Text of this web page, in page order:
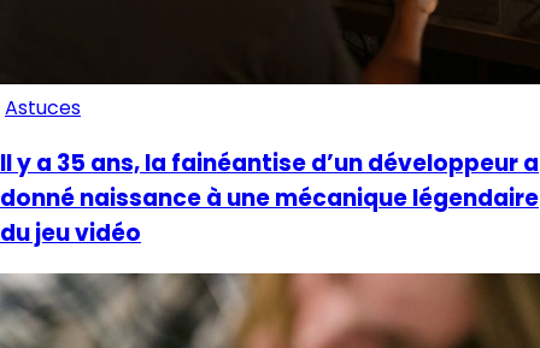
Astuces
Il y a 35 ans, la fainéantise d’un développeur a
donné naissance à une mécanique légendaire
du jeu vidéo